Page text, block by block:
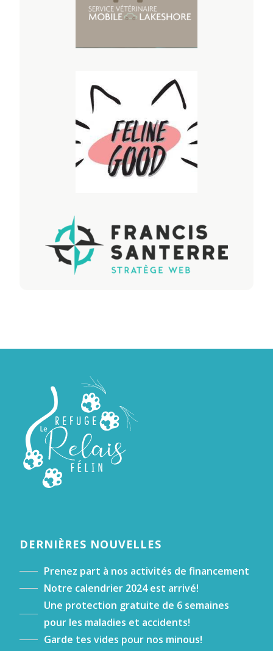
DERNIÈRES NOUVELLES
Prenez part à nos activités de financement
Notre calendrier 2024 est arrivé!
Une protection gratuite de 6 semaines
pour les maladies et accidents!
Garde tes vides pour nos minous!